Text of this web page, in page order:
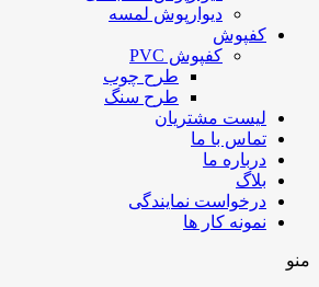
دیوارپوش لمسه
کفپوش
کفپوش PVC
طرح چوب
طرح سنگ
لیست مشتریان
تماس با ما
درباره ما
بلاگ
درخواست نمایندگی
نمونه کار ها
منو